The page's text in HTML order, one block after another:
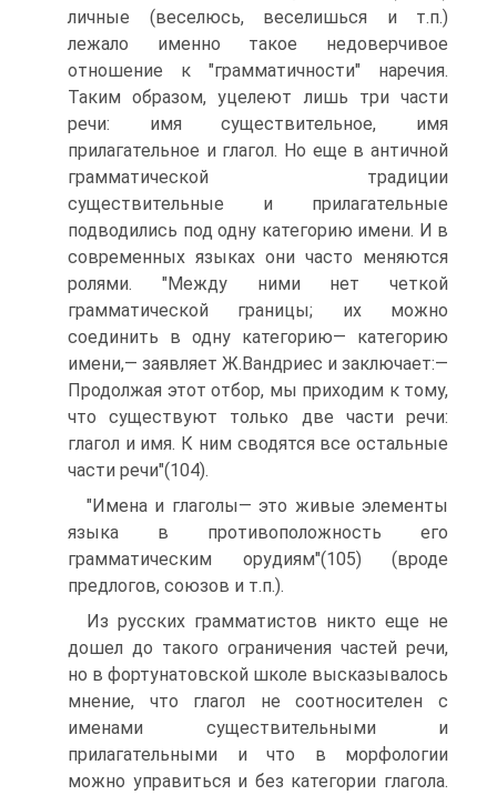
личные (веселюсь, веселишься и т.п.)
лежало именно такое недоверчивое
отношение к "грамматичности" наречия.
Таким образом, уцелеют лишь три части
речи: имя существительное, имя
прилагательное и глагол. Но еще в античной
грамматической традиции
существительные и прилагательные
подводились под одну категорию имени. И в
современных языках они часто меняются
ролями. "Между ними нет четкой
грамматической границы; их можно
соединить в одну категорию— категорию
имени,— заявляет Ж.Вандриес и заключает:—
Продолжая этот отбор, мы приходим к тому,
что существуют только две части речи:
глагол и имя. К ним сводятся все остальные
части речи"(104).
"Имена и глаголы— это живые элементы
языка в противоположность его
грамматическим орудиям"(105) (вроде
предлогов, союзов и т.п.).
Из русских грамматистов никто еще не
дошел до такого ограничения частей речи,
но в фортунатовской школе высказывалось
мнение, что глагол не соотносителен с
именами существительными и
прилагательными и что в морфологии
можно управиться и без категории глагола.